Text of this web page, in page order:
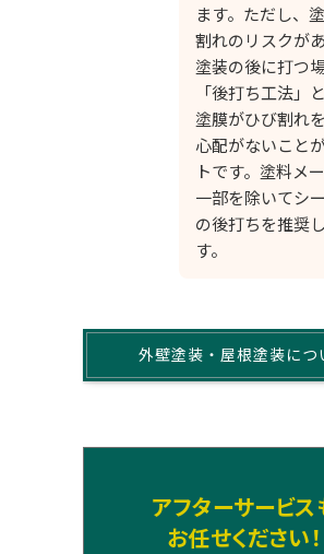
ます。ただし、
割れのリスクがあ
塗装の後に打つ
「後打ち工法」
塗膜がひび割れ
心配がないこと
トです。塗料メ
一部を除いてシ
の後打ちを推奨
す。
外壁塗装・屋根塗装につ
アフターサービス
お任せください！